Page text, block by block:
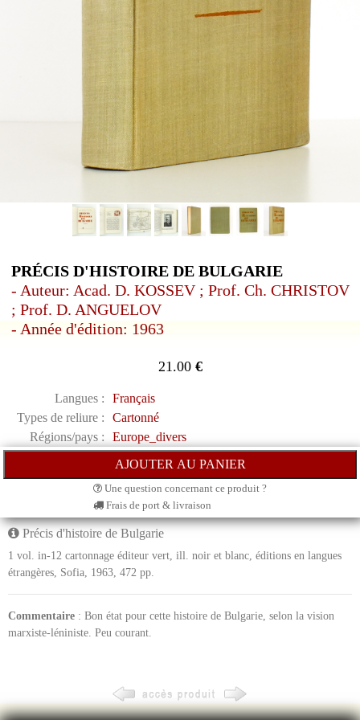
PRÉCIS D'HISTOIRE DE BULGARIE
- Auteur: Acad. D. KOSSEV ; Prof. Ch. CHRISTOV
; Prof. D. ANGUELOV
- Année d'édition: 1963
21.00€
Langues :
Français
Types de reliure :
Cartonné
Régions/pays :
Europe_divers
Une question concernant ce produit ?
Frais de port & livraison
Précis d'histoire de Bulgarie
1 vol. in-12 cartonnage éditeur vert, ill. noir et blanc, éditions en langues
étrangères, Sofia, 1963, 472 pp.
Commentaire : Bon état pour cette histoire de Bulgarie, selon la vision
marxiste-léniniste. Peu courant.